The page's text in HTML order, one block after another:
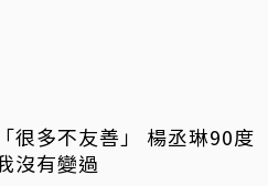
很多不友善」 楊丞琳90度
沒有變過